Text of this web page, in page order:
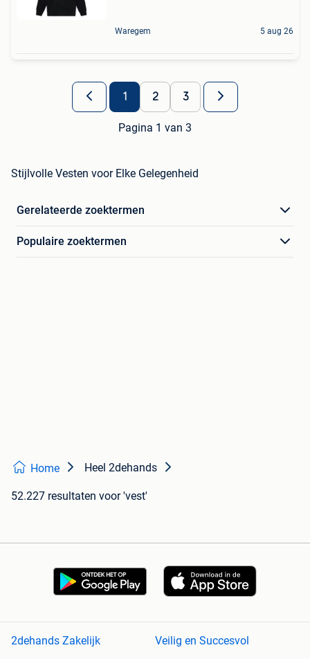
Waregem 5 aug 26
1 2 3
Pagina 1 van 3
Stijlvolle Vesten voor Elke Gelegenheid
Gerelateerde zoektermen
Populaire zoektermen
Home Heel 2dehands
52.227 resultaten voor 'vest'
2dehands Zakelijk Veilig en Succesvol